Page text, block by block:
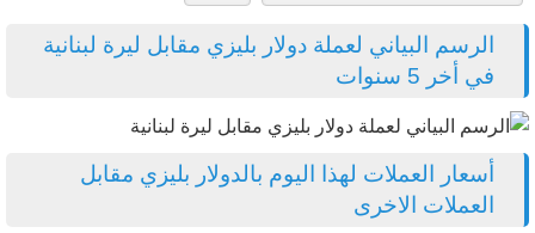
الرسم البياني لعملة دولار بليزي مقابل ليرة لبنانية
في أخر 5 سنوات
أسعار العملات لهذا اليوم بالدولار بليزي مقابل
العملات الاخرى